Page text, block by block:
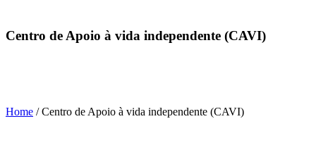
Centro de Apoio à vida independente (CAVI)
Home /Centro de Apoio à vida independente (CAVI)